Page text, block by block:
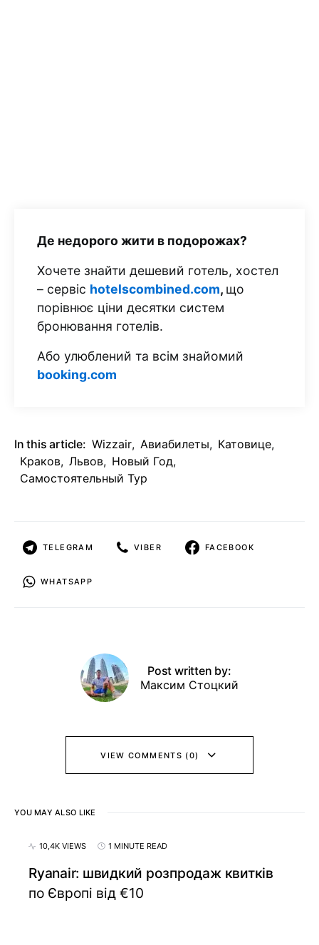
Де недорого жити в подорожах?
Хочете знайти дешевий готель, хостел
– сервіс hotelscombined.com, що
порівнює ціни десятки систем
бронювання готелів.
Або улюблений та всім знайомий
booking.com
In this article: Wizzair, Авиабилеты, Катовице,
Краков, Львов, Новый Год,
Самостоятельный Тур
TELEGRAM VIBER FACEBOOK
WHATSAPP
Post written by:
Максим Стоцкий
VIEW COMMENTS (0)
YOU MAY ALSO LIKE
10,4K VIEWS 1 MINUTE READ
Ryanair: швидкий розпродаж квитків
по Європі від €10